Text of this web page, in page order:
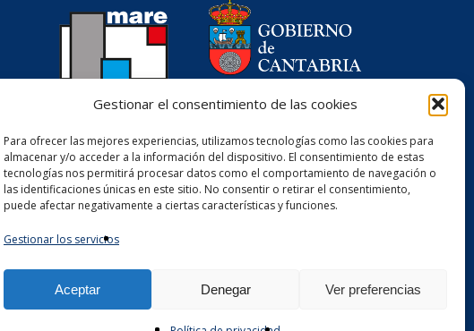
Gestionar el consentimiento de las cookies
Para ofrecer las mejores experiencias, utilizamos tecnologías como las cookies para
almacenar y/o acceder a la información del dispositivo. El consentimiento de estas
tecnologías nos permitirá procesar datos como el comportamiento de navegación o
las identificaciones únicas en este sitio. No consentir o retirar el consentimiento,
puede afectar negativamente a ciertas características y funciones.
Gestionar los servicios
Aceptar Denegar Ver preferencias